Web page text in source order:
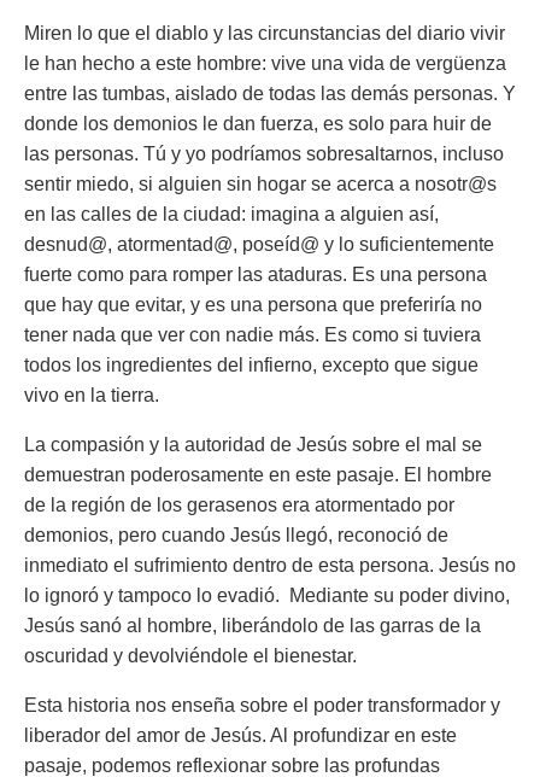
Miren lo que el diablo y las circunstancias del diario vivir
le han hecho a este hombre: vive una vida de vergüenza
entre las tumbas, aislado de todas las demás personas. Y
donde los demonios le dan fuerza, es solo para huir de
las personas. Tú y yo podríamos sobresaltarnos, incluso
sentir miedo, si alguien sin hogar se acerca a nosotr@s
en las calles de la ciudad: imagina a alguien así,
desnud@, atormentad@, poseíd@ y lo suficientemente
fuerte como para romper las ataduras. Es una persona
que hay que evitar, y es una persona que preferiría no
tener nada que ver con nadie más. Es como si tuviera
todos los ingredientes del infierno, excepto que sigue
vivo en la tierra.
La compasión y la autoridad de Jesús sobre el mal se
demuestran poderosamente en este pasaje. El hombre
de la región de los gerasenos era atormentado por
demonios, pero cuando Jesús llegó, reconoció de
inmediato el sufrimiento dentro de esta persona. Jesús no
lo ignoró y tampoco lo evadió. Mediante su poder divino,
Jesús sanó al hombre, liberándolo de las garras de la
oscuridad y devolviéndole el bienestar.
Esta historia nos enseña sobre el poder transformador y
liberador del amor de Jesús. Al profundizar en este
pasaje, podemos reflexionar sobre las profundas